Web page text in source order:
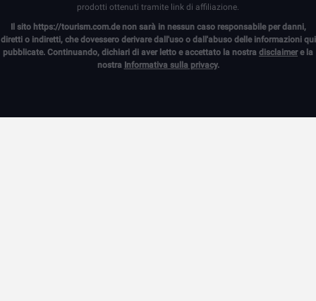
prodotti ottenuti tramite link di affiliazione.
Il sito https://tourism.com.denon sarà in nessun caso responsabile per danni,
diretti o indiretti, che dovessero derivare dall'uso o dall'abuso delle informazioni qui
pubblicate. Continuando, dichiari di aver letto e accettato la nostra disclaimere la
nostra Informativa sulla privacy.